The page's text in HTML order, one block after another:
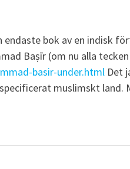
endaste bok av en indisk
Baṣīr (om nu alla
basir-under.html Det
muslimskt land.